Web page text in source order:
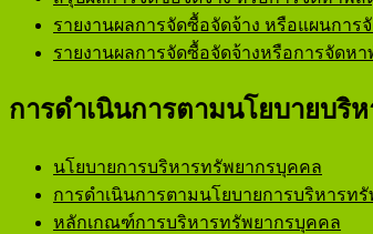
รายงานผลการจัดซื้อจัดจ้าง หรือแผนการ
รายงานผลการจัดซื้อจัดจ้างหรือการจัดหา
การดำเนินการตามนโยบายบ
นโยบายการบริหารทรัพยากรบุคคล
การดำเนินการตามนโยบายการบริหารท
หลักเกณฑ์การบริหารทรัพยากรบุคคล